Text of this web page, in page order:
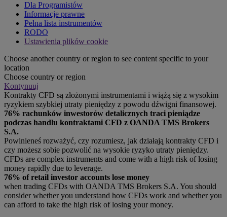
Dla Programistów
Informacje prawne
Pełna lista instrumentów
RODO
Ustawienia plików cookie
Choose another country or region to see content specific to your
location
Choose country or region
Kontynuuj
Kontrakty CFD są złożonymi instrumentami i wiążą się z wysokim
ryzykiem szybkiej utraty pieniędzy z powodu dźwigni finansowej.
76% rachunków inwestorów detalicznych traci pieniądze
podczas handlu kontraktami CFD z OANDA TMS Brokers
S.A.
Powinieneś rozważyć, czy rozumiesz, jak działają kontrakty CFD i
czy możesz sobie pozwolić na wysokie ryzyko utraty pieniędzy.
CFDs are complex instruments and come with a high risk of losing
money rapidly due to leverage.
76% of retail investor accounts lose money
when trading CFDs with OANDA TMS Brokers S.A. You should
consider whether you understand how CFDs work and whether you
can afford to take the high risk of losing your money.